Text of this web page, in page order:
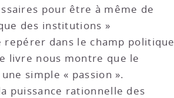
pour être à même de
des institutions »
repérer dans le champ politique
livre nous montre que le
simple « passion ».
puissance rationnelle des